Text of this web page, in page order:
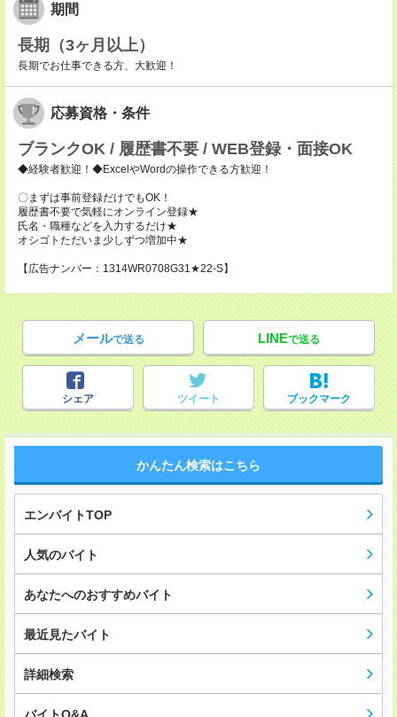
期間
長期（3ヶ月以上）
長期でお仕事できる方、大歓迎！
応募資格・条件
ブランクOK / 履歴書不要 / WEB登録・面接OK
◆経験者歓迎！◆ExcelやWordの操作できる方歓迎！
〇まずは事前登録だけでもOK！
履歴書不要で気軽にオンライン登録★
氏名・職種などを入力するだけ★
オシゴトただいま少しずつ増加中★
【広告ナンバー：1314WR0708G31★22-S】
メールで送る LINEで送る
シェア ツイート ブックマーク
かんたん検索はこちら
エンバイトTOP
人気のバイト
あなたへのおすすめバイト
最近見たバイト
詳細検索